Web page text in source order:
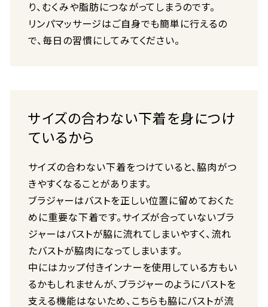
り、むくみや脂肪につながってしまうのです。
リンパマッサージはご自身でも簡単に行えるの
で、毎日の習慣にしてみてください。
サイズの合わない下着を身につけ
ているから
サイズの合わない下着をつけていると、脇肉がつ
きやすくなることがあります。
ブラジャーはバストを正しい位置に留めておくた
めに重要な下着です。サイズが合っていないブラ
ジャーはバストが脇に流れてしまいやすく、流れ
たバストが脇肉になってしまいます。
中にはカップ付きインナーを使用している方もい
るかもしれませんが、ブラジャーのようにバストを
支える機能はないため、こちらも脇にバストが流